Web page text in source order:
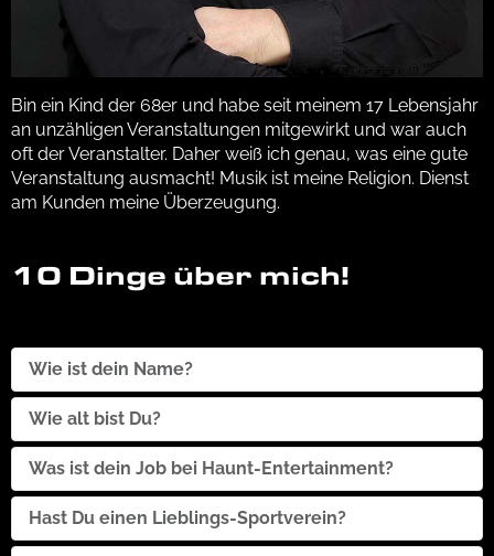
Bin ein Kind der 68er und habe seit meinem 17 Lebensjahr
an unzähligen Veranstaltungen mitgewirkt und war auch
oft der Veranstalter. Daher weiß ich genau, was eine gute
Veranstaltung ausmacht! Musik ist meine Religion. Dienst
am Kunden meine Überzeugung.
10 Dinge über mich!
Wie ist dein Name?
Jürgen Buchmann
Wie alt bist Du?
Die einen sagen ich bin alt und ich sage ist mir egal
Was ist dein Job bei Haunt-Entertainment?
Inhaber und Manager
Hast Du einen Lieblings-Sportverein?